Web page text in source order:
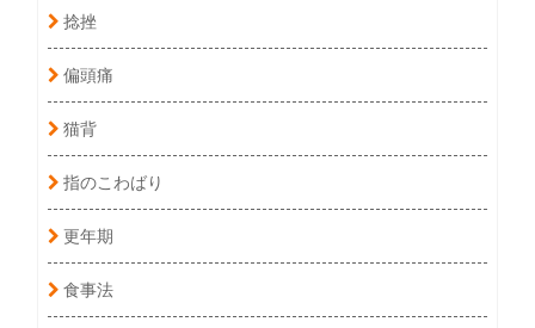
捻挫
偏頭痛
猫背
指のこわばり
更年期
食事法